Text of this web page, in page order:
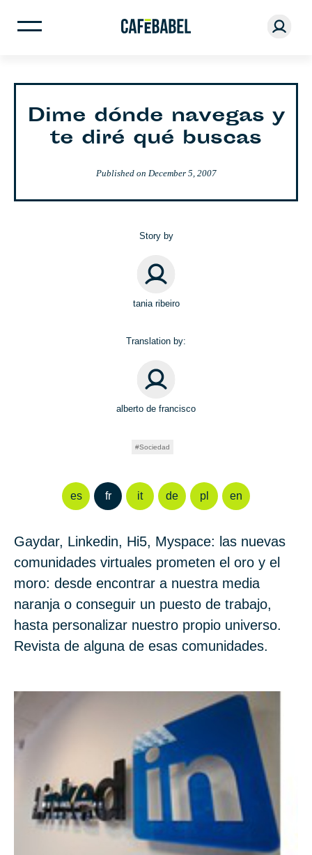
Dime dónde navegas y
te diré qué buscas
Published on December 5, 2007
Story by
tania ribeiro
Translation by:
alberto de francisco
Sociedad
es fr it de pl en
Gaydar, Linkedin, Hi5, Myspace: las nuevas
comunidades virtuales prometen el oro y el
moro: desde encontrar a nuestra media
naranja o conseguir un puesto de trabajo,
hasta personalizar nuestro propio universo.
Revista de alguna de esas comunidades.